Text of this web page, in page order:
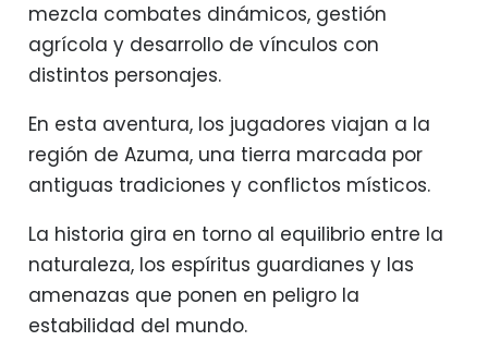
mezcla combates dinámicos, gestión
agrícola y desarrollo de vínculos con
distintos personajes.
En esta aventura, los jugadores viajan a la
región de Azuma, una tierra marcada por
antiguas tradiciones y conflictos místicos.
La historia gira en torno al equilibrio entre la
naturaleza, los espíritus guardianes y las
amenazas que ponen en peligro la
estabilidad del mundo.